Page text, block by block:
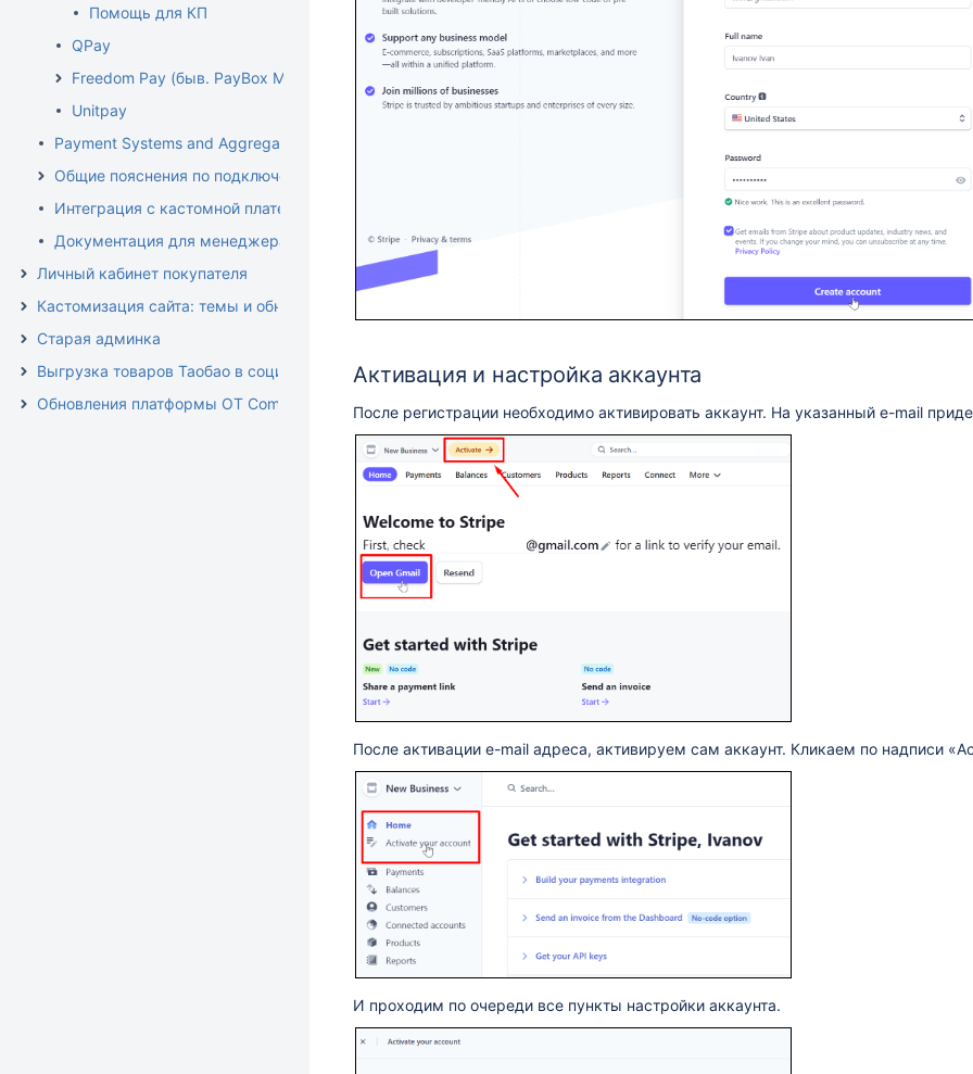
Помощь для КП
QPay
Freedom Pay (быв. PayBox Money)
Unitpay
Payment Systems and Aggregators
Общие пояснения по подключениям ПС
Интеграция с кастомной платежной системой
Документация для менеджера
Личный кабинет покупателя
Кастомизация сайта: темы и обновление
Старая админка
Выгрузка товаров Таобао в социальную сеть ВКонтакте
Обновления платформы OT Commerce
Активация и настройка аккаунта
После регистрации необходимо активировать аккаунт. На указанный e-mail
После активации e-mail адреса, активируем сам аккаунт. Кликаем по надписи
И проходим по очереди все пункты настройки аккаунта.